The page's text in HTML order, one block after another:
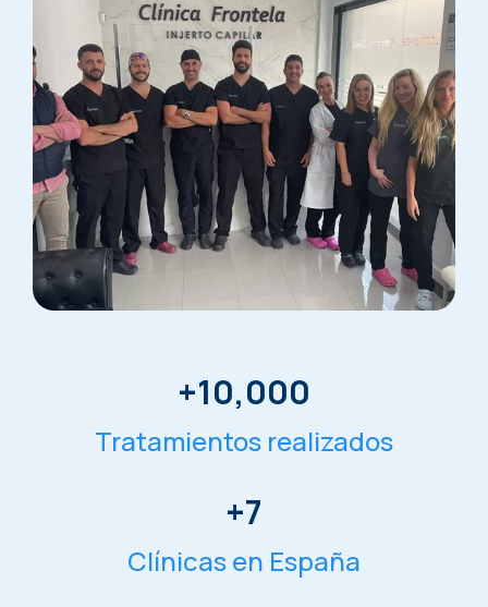
Tratamientos realizados
+10,000
Clínicas en España
+7